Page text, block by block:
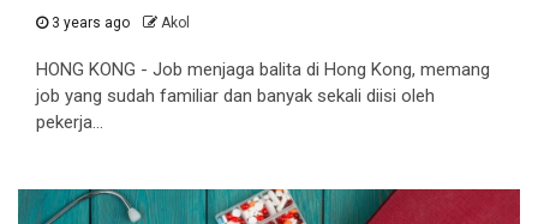
3 years ago Akol
HONG KONG - Job menjaga balita di Hong Kong, memang
job yang sudah familiar dan banyak sekali diisi oleh
pekerja...